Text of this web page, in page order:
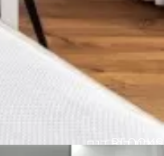
חיפוי קיר דגם
BLOCKS